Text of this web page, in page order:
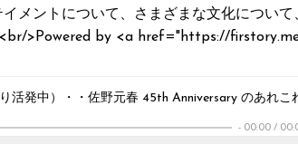
イメントについて、さまざまな文化につい
>Powered by <a href="https://
- 00:00 /